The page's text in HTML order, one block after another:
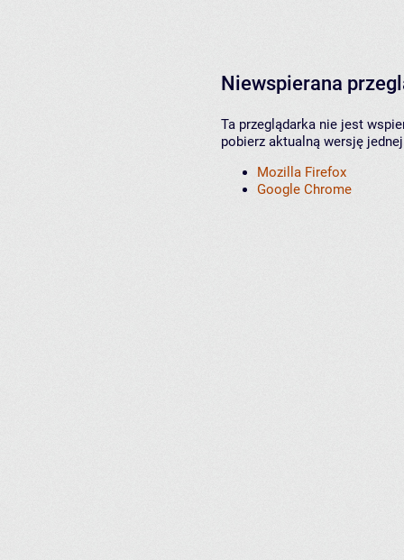
Niewspierana
Ta przeglądarka nie jest
pobierz aktualną wersję
Mozilla Firefox
Google Chrome